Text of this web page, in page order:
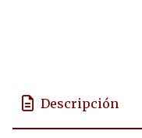
Descripción